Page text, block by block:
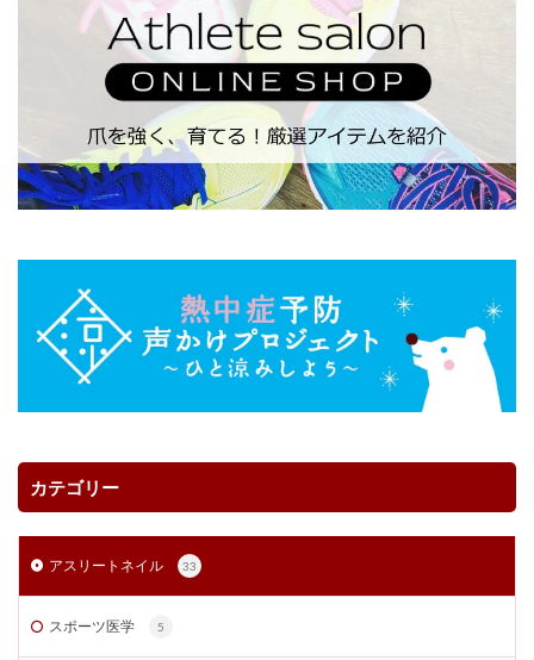
カテゴリー
アスリートネイル 33
スポーツ医学 5